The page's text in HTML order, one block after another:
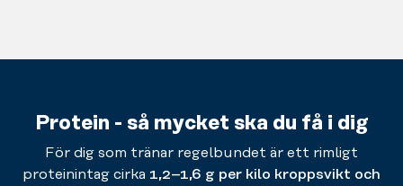
Protein - så mycket ska du få i dig
För dig som tränar regelbundet är ett rimligt
proteinintag cirka 1,2–1,6 g per kilo kroppsvikt och